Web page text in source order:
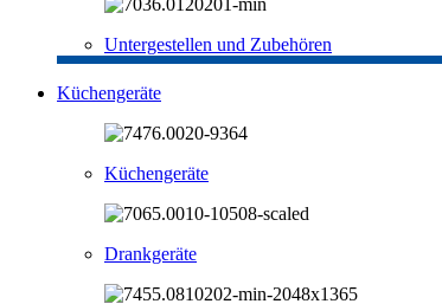
Untergestellen und Zubehören
Küchengeräte
Küchengeräte
Drankgeräte